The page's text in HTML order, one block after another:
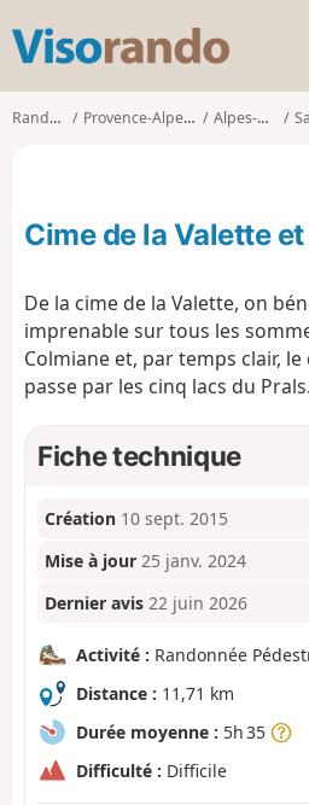
s
o
o
Randonnées Provence-Alpes-Côte d'Azur Alpes-Maritimes
Cime de la Valette
De la cime de la Valette, on
imprenable sur tous les
Colmiane et, par temps clair, le
passe par les cinq lacs du Prals.
Fiche technique
Création 10 sept. 2015
Mise à jour 25 janv. 2024
Dernier avis 22 juin 2026
Activité : Randonnée
Distance : 11,71 km
Durée moyenne : 5h 35
Difficulté : Difficile